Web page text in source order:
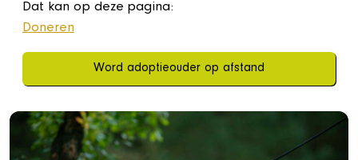
Dat kan op deze pagina:
Doneren
Word adoptieouder op afstand